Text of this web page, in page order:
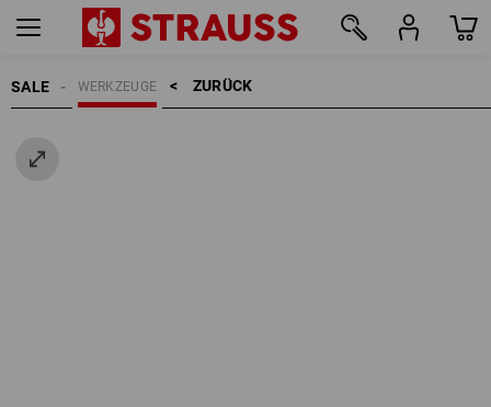
SALE ZURÜCK    >
WERKZEUGE